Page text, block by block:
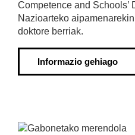
Competence and Schools’
Nazioarteko
doktore berriak.
Informazio gehiago